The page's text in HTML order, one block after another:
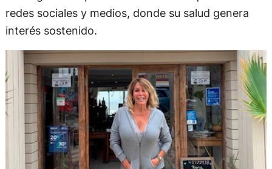
redes sociales y medios, donde su salud genera
interés sostenido.